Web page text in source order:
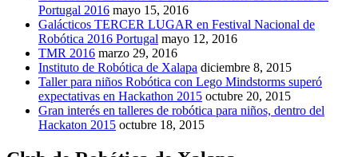
Portugal 2016 mayo 15, 2016
Galácticos TERCER LUGAR en Festival Nacional de
Robótica 2016 Portugal mayo 12, 2016
TMR 2016 marzo 29, 2016
Instituto de Robótica de Xalapa diciembre 8, 2015
Taller para niños Robótica con Lego Mindstorms superó
expectativas en Hackathon 2015 octubre 20, 2015
Gran interés en talleres de robótica para niños, dentro del
Hackaton 2015 octubre 18, 2015